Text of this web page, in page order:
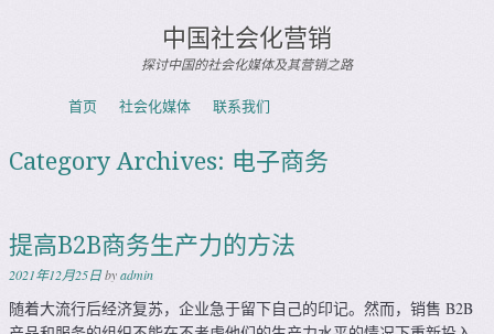
中国社会化营销
探讨中国的社会化媒体及其营销之路
Menu
Skip to content
首页 社会化媒体 联系我们
Category Archives: 电子商务
提高B2B商务生产力的方法
2021年12月25日byadmin
随着大流行后经济复苏，企业急于留下自己的印记。然而，销售 B2B